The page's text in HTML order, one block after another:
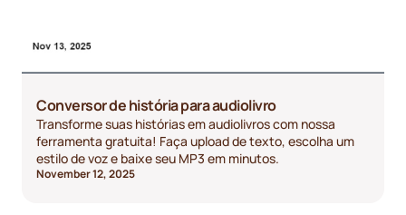
Conversor de história para audiolivro
Transforme suas histórias em audiolivros com nossa
ferramenta gratuita! Faça upload de texto, escolha um
estilo de voz e baixe seu MP3 em minutos.
November 12, 2025